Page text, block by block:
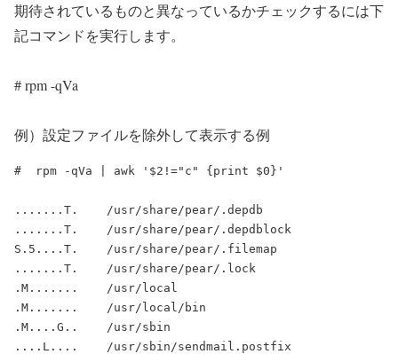
期待されているものと異なっているかチェックするには下
記コマンドを実行します。
# rpm -qVa
例）設定ファイルを除外して表示する例
#  rpm -qVa | awk '$2!="c" {print $0}'
.......T.    /usr/share/pear/.depdb
.......T.    /usr/share/pear/.depdblock
S.5....T.    /usr/share/pear/.filemap
.......T.    /usr/share/pear/.lock
.M.......    /usr/local
.M.......    /usr/local/bin
.M....G..    /usr/sbin
....L....    /usr/sbin/sendmail.postfix